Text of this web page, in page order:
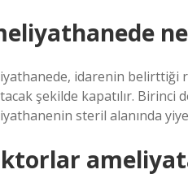
idarenin belirttiği
şekilde kapatılır. Birinci
steril alanında